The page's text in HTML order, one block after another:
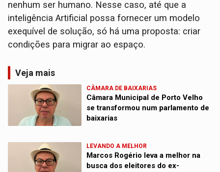
nenhum ser humano. Nesse caso, até que a
inteligência Artificial possa fornecer um modelo
exequível de solução, só há uma proposta: criar
condições para migrar ao espaço.
Veja mais
CÂMARA DE BAIXARIAS
Câmara Municipal de Porto Velho
se transformou num parlamento de
baixarias
LEVANDO A MELHOR
Marcos Rogério leva a melhor na
busca dos eleitores do ex-